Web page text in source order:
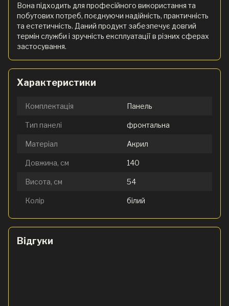
Вона підходить для професійного використання та
побутових потреб, поєднуючи надійність, практичність
та естетичність. Даний продукт забезпечує довгий
термін служби і зручність експлуатації в різних сферах
застосування.
Характеристики
Комплектація Панель
Тип панелі фронтальна
Матеріал Акрил
Довжина, см 140
Висота, см 54
Колір білий
Відгуки